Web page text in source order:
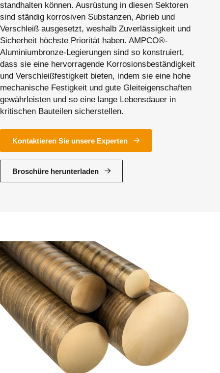
standhalten können. Ausrüstung in diesen Sektoren
sind ständig korrosiven Substanzen, Abrieb und
Verschleiß ausgesetzt, weshalb Zuverlässigkeit und
Sicherheit höchste Priorität haben. AMPCO®-
Aluminiumbronze-Legierungen sind so konstruiert,
dass sie eine hervorragende Korrosionsbeständigkeit
und Verschleißfestigkeit bieten, indem sie eine hohe
mechanische Festigkeit und gute Gleiteigenschaften
gewährleisten und so eine lange Lebensdauer in
kritischen Bauteilen sicherstellen.
Kontaktieren Sie unsere Experten
Broschüre herunterladen